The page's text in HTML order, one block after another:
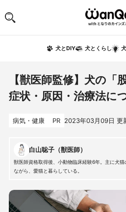
犬とDIY 犬とくらし
【獣医師監修】犬の「
症状・原因・治療法に
病気・健康 PR 2023年03月09日 更
白山聡子（獣医師）
獣医師資格取得後、小動物臨床経験6年。主に犬猫
ながら、愛猫と暮らしている。